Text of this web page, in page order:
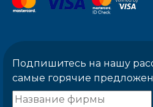
Подпишитесь на нашу
самые горячие